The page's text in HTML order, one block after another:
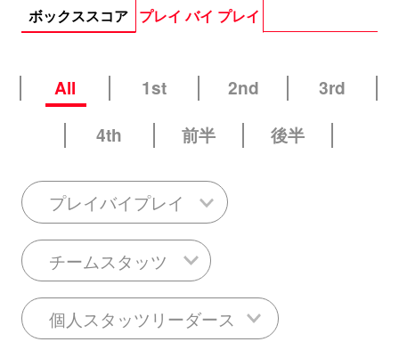
ボックススコア プレイ バイ プレイ
All 1st 2nd
3rd
4th
前半 後半
プレイバイプレイ
チームスタッツ
個人スタッツリーダース